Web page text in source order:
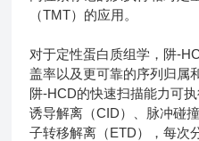
（TMT）的应用。
对于定性蛋白质组学，阱-
盖率以及更可靠的序列归属
阱-HCD的快速扫描能力可
诱导解离（CID）、脉冲碰
子转移解离（ETD），每次